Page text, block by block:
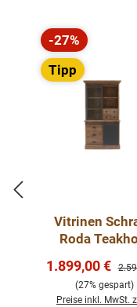
Rabatt
-27%
Tipp
Vitrinen
Roda
Schrank
Eisen
Verkaufspreis:
1.899,00 €
(27% gespart)
Preise inkl. MwSt.